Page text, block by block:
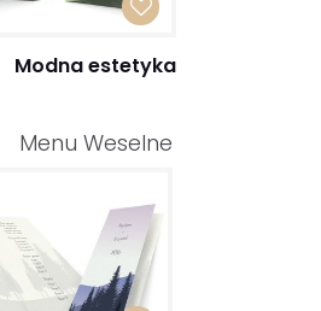
Modna estetyka
Menu Weselne